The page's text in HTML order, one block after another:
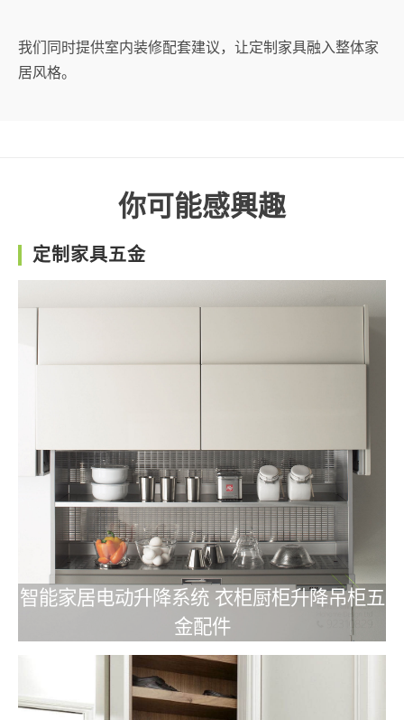
我们同时提供室内装修配套建议，让定制家具融入整体家
居风格。
你可能感興趣
定制家具五金
智能家居电动升降系统 衣柜厨柜升降吊柜五
金配件